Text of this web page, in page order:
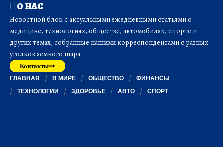
О НАС
Новостной блок с актуальными ежедневными статьями о
медицине, технологиях, обществе, автомобилях, спорте и
других темах, собранные нашими корреспондентами с разных
уголков земного шара.
Контакты
ГЛАВНАЯ В МИРЕ ОБЩЕСТВО
ФИНАНСЫ
ТЕХНОЛОГИИ
ЗДОРОВЬЕ АВТО СПОРТ